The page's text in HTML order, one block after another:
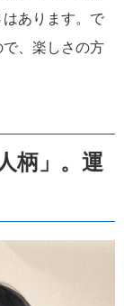
あります。で
、楽しさの方
柄」。運